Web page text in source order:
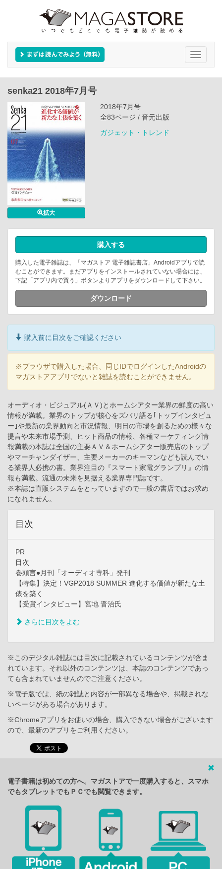
Toggle
senka21 2018年7月号
拡大
2018年7月号
全83ページ / 音元出版
ガジェット・トレンド
購入する
購入した電子雑誌は、「マガストア 電子雑誌書店」Androidアプリで読
むことができます。まだアプリをインストールされていない場合には、
下記「アプリ内で買う」ボタンよりアプリをダウンロードして下さい。
ダウンロード
購入前に目次をご確認ください
※ブラウザで購入した場合、同じIDでログインしたAndroidの
マガストアアプリでないと雑誌を読むことができません。
オーディオ・ビジュアル(ＡＶ)とホームシアター業界の鮮度の高い
情報が満載。業界のトップが核心をズバリ語る｢トップインタビュ
ー｣や最新の業界動向と市況情報、明日の市場を創るための様々な
提言や未来市場予測、ヒット商品の情報、各種マーケティング情
報満載の本誌は全国の主要ＡＶ＆ホームシアター販売店のトップ
やマーチャンダイザー、主要メーカーのキーマンなども読んでい
る業界人必携の書。業界注目の『スマート家電グランプリ』の情
報も満載。流通の未来を見据える業界専門誌です。
※本誌は直販システムをとっていますので一般の書店ではお求め
になれません。
目次
PR
目次
巻頭言●月刊「オーディオ専科」発刊
【特集】決定！VGP2018 SUMMER 進化する価値が新たな土
俵を築く
【受賞インタビュー】宮地 晋治氏
さらに目次をよむ
※このデジタル雑誌には目次に記載されているコンテンツが含ま
れています。それ以外のコンテンツは、本誌のコンテンツであっ
ても含まれていませんのでご注意ください。
※電子版では、紙の雑誌と内容が一部異なる場合や、掲載されな
いページがある場合があります。
※Chromeアプリをお使いの場合、購入できない場合がございます
ので、最新のアプリをご利用ください。
電子書籍は初めての方へ。マガストアで一度購入すると、スマホ
でもタブレットでもＰＣでも閲覧できます。